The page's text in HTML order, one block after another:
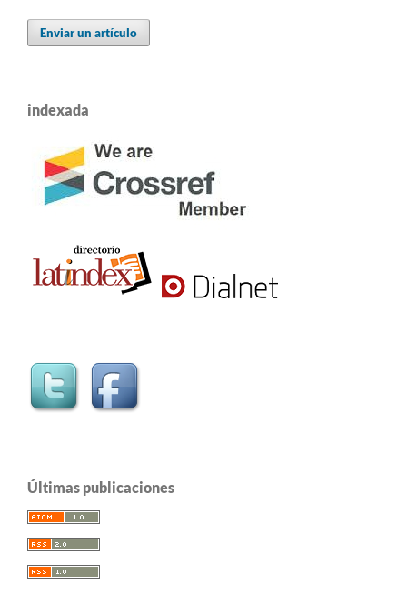
Enviar un artículo
indexada
Últimas publicaciones